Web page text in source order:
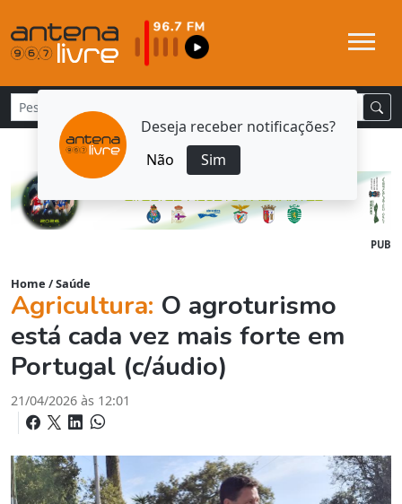
Deseja receber notificações?
Não
Sim
PUB
Home /Saúde
Agricultura: O agroturismo
está cada vez mais forte em
Portugal (c/áudio)
21/04/2026 às 12:01